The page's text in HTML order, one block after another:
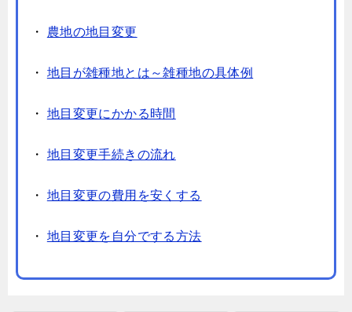
・ 農地の地目変更
・ 地目が雑種地とは～雑種地の具体例
・ 地目変更にかかる時間
・ 地目変更手続きの流れ
・ 地目変更の費用を安くする
・ 地目変更を自分でする方法